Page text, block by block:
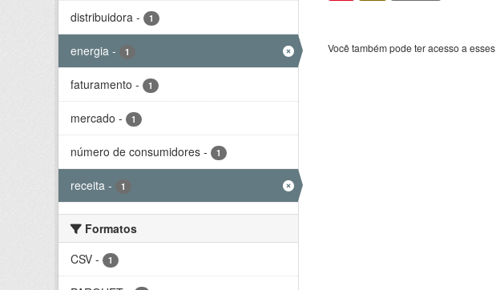
distribuidora - 1
energia - 1
faturamento - 1
mercado - 1
número de consumidores - 1
receita - 1
Formatos
CSV - 1
Você também pode ter acesso a